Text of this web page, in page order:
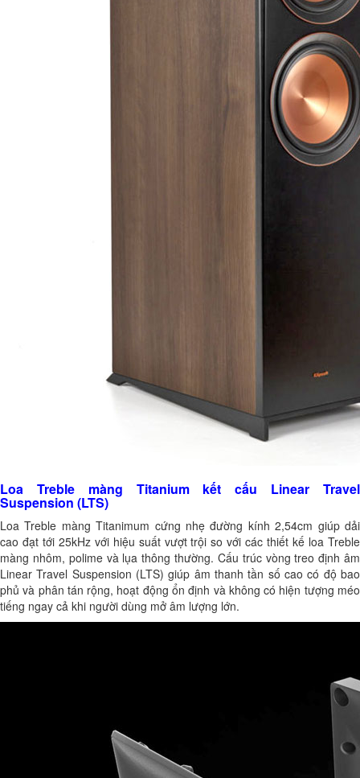
Loa Treble màng Titanium kết cấu Linear Travel
Suspension (LTS)
Loa Treble màng Titanimum cứng nhẹ đường kính 2,54cm giúp dải
cao đạt tới 25kHz với hiệu suất vượt trội so với các thiết kế loa Treble
màng nhôm, polime và lụa thông thường. Cấu trúc vòng treo định âm
Linear Travel Suspension (LTS) giúp âm thanh tần số cao có độ bao
phủ và phân tán rộng, hoạt động ổn định và không có hiện tượng méo
tiếng ngay cả khi người dùng mở âm lượng lớn.